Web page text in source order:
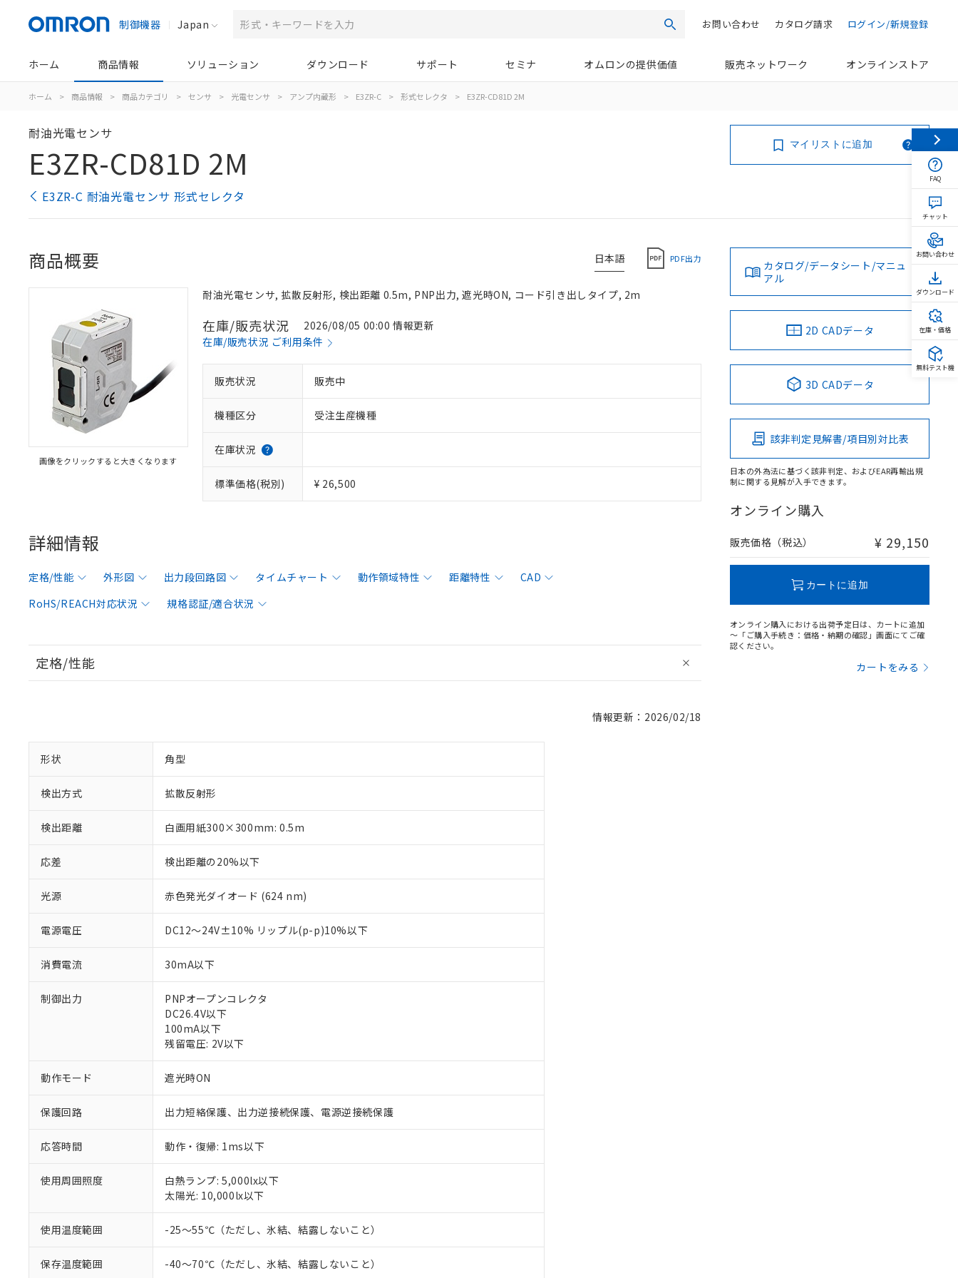
制御機器 Japan 検索 ログイン/新規登録
カタログ請求
お問い合わせ
ホーム 商品情報 ソリューション ダウンロード サポート セミナ オムロンの提供価値 販売ネットワーク オンラインストア
ホーム > 商品情報 > 商品カテゴリ > センサ > 光電センサ > アンプ内蔵形 > E3ZR-C > 形式セレクタ > E3ZR-CD81D 2M
耐油光電センサ
E3ZR-CD81D 2M
E3ZR-C 耐油光電センサ 形式セレクタ
マイリストに追加
日本語 PDF出力
商品概要
画像をクリックすると大きくなります
耐油光電センサ, 拡散反射形, 検出距離 0.5m, PNP出力, 遮光時ON, コード引き出しタイプ, 2m
在庫/販売状況
2026/08/05 00:00 情報更新
在庫/販売状況 ご利用条件
販売状況 販売中
機種区分 受注生産機種
在庫状況
標準価格(税別) ¥ 26,500
詳細情報
定格/性能 外形図 出力段回路図 タイムチャート 動作領域特性 距離特性
CAD
RoHS/REACH対応状況
規格認証/適合状況
定格/性能
情報更新：2026/02/18
形状 角型
検出方式 拡散反射形
検出距離 白画用紙300×300mm: 0.5m
応差 検出距離の20%以下
光源 赤色発光ダイオード (624 nm)
電源電圧 DC12～24V±10% リップル(p-p)10%以下
消費電流 30mA以下
制御出力
PNPオープンコレクタ
DC26.4V以下
100mA以下
残留電圧: 2V以下
動作モード 遮光時ON
保護回路 出力短絡保護、出力逆接続保護、電源逆接続保護
応答時間 動作・復帰: 1ms以下
使用周囲照度
白熱ランプ: 5,000lx以下
太陽光: 10,000lx以下
使用温度範囲 -25～55℃（ただし、氷結、結露しないこと）
保存温度範囲 -40～70℃（ただし、氷結、結露しないこと）
カタログ/データシート/マニュ
アル
2D CADデータ
3D CADデータ
該非判定見解書/項目別対比表
日本の外為法に基づく該非判定、およびEAR再輸出規
制に関する見解が入手できます。
オンライン購入
販売価格（税込） ¥ 29,150
カートに追加
オンライン購入における出荷予定日は、カートに追加
～「ご購入手続き：価格・納期の確認」画面にてご確
認ください。
カートをみる
ご利用条件
以下の条件をお読みいただき、同意のうえご利用ください。
本サービスは、当社制御機器事業取扱商品の当社在庫状況および標準価格(税抜)を提供させていただ
くものです。
対応済み：EU RoHS指令（10物質）の非含有に対応した製品が提供可能な商品です。
対応予定：EU RoHS指令（10物質）の非含有に対応した製品に切り替える予定のある商品です。
対応予定なし：EU RoHS指令（10物質）の非含有に非対応の商品で、対応品を出す予定はありません。
調査・確認中：EU RoHS指令（10物質）の非含有の対応状況を調査中または確認中の商品です。
非該当品：ライセンス料など無形物で、有害物質有無と関係のない商品です。
*EU RoHS指令（10物質）：
鉛(Pb) 1000ppm以下、 水銀(Hg) 1000ppm以下、 カドミウム(Cd) 100ppm以下、
六価クロム(Cr(Ⅵ)) 1000ppm以下、ポリ臭化ビフェニル類(PBB) 1000ppm以下、ポリ臭化ジフェニルエーテル類(PBDE) 1000ppm以下、
※1 中国RoHS○×表
「○」：最大均質材料含有率が中国RoHSの基準値以下であることを示します。
「×」：最大均質材料含有率が中国RoHSの基準値を超えていることを示します。
「－」：未確認です。当社販売部門へお問い合わせください。
う）を輸出または国外への提供する場合は、日本国政府の輸出許可(または役務取引許可)を取得する
記
説明
FAQ
チャット
お問い合わせ
ダウンロード
在庫・価格
無料テスト機